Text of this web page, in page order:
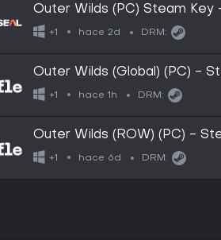
Outer Wilds (PC) Steam Key
+1 hace 2d DRM:
Outer Wilds (Global) (PC) -
+1 hace 1h DRM:
Outer Wilds (ROW) (PC) -
+1 hace 6d DRM: